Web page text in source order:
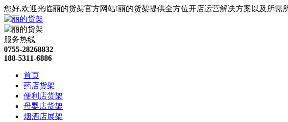
您好,欢迎光临丽的货架官方网站!丽的货架提供全方位开店运营解决方案以及所需
服务热线
0755-28268832
188-5311-6886
首页
药店货架
便利店货架
母婴店货架
烟酒店展架